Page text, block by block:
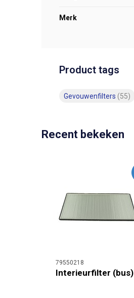
Merk
Product tags
Gevouwenfilters (55)
Recent bekeken
79550218
Interieurfilter (bus)